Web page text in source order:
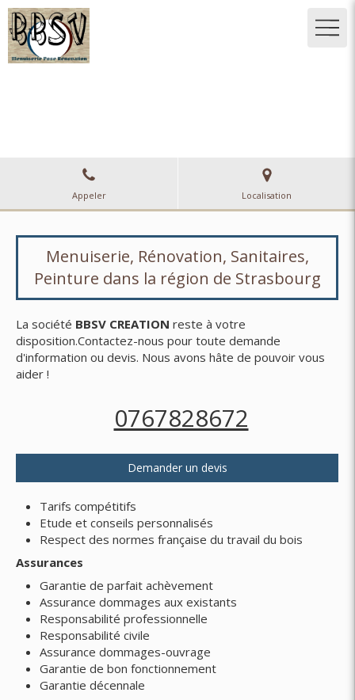
Appeler Localisation
Menuiserie, Rénovation, Sanitaires,
Peinture dans la région de Strasbourg
La société BBSV CREATION reste à votre
disposition.Contactez-nous pour toute demande
d'information ou devis. Nous avons hâte de pouvoir vous
aider !
0767828672
Demander un devis
Tarifs compétitifs
Etude et conseils personnalisés
Respect des normes française du travail du bois
Assurances
Garantie de parfait achèvement
Assurance dommages aux existants
Responsabilité professionnelle
Responsabilité civile
Assurance dommages-ouvrage
Garantie de bon fonctionnement
Garantie décennale